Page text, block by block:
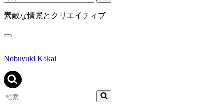
索...
素敵な情景とクリエイティブ
ナ
ゲ
シ
ョ
ン
メ
Nobuyuki Kokai
検